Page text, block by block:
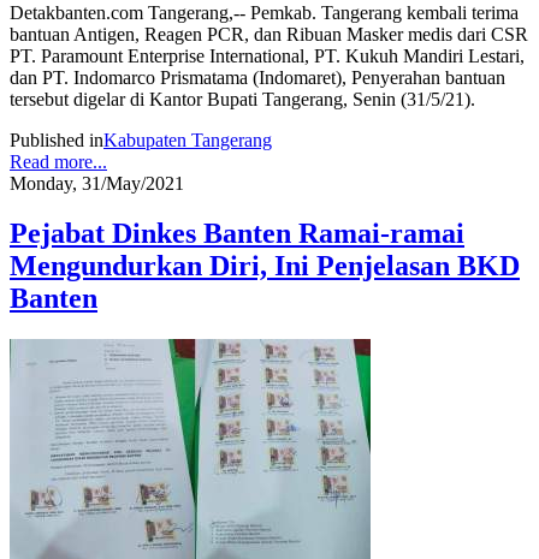
Detakbanten.com Tangerang,-- Pemkab. Tangerang kembali terima
bantuan Antigen, Reagen PCR, dan Ribuan Masker medis dari CSR
PT. Paramount Enterprise International, PT. Kukuh Mandiri Lestari,
dan PT. Indomarco Prismatama (Indomaret), Penyerahan bantuan
tersebut digelar di Kantor Bupati Tangerang, Senin (31/5/21).
Published inKabupaten Tangerang
Read more...
Monday, 31/May/2021
Pejabat Dinkes Banten Ramai-ramai
Mengundurkan Diri, Ini Penjelasan BKD
Banten